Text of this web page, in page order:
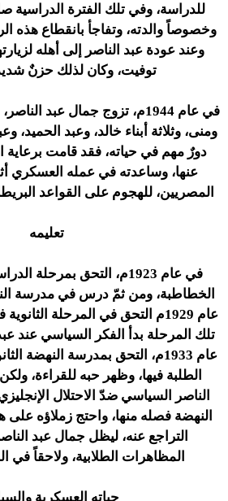
للدراسة، وفي تلك الفترة الدراسية
وعند عودة عبد الناصر إلى أهله
توفيت، وكان لذلك حزنٌ
في عام 1944م، تزوج جمال عبد
ومنى، وثلاثة أبناء خالد، وعبد الحميد،
دورٌ مهم في حياته، فقد قامت برعاية
عنها، وساعدته في عمله العسكري
المصريين، للهجوم على القواعد
تعليمه
في عام 1923م، التحق بمرحلة
الخطاطبة، ومن ثمّ درس في مدرسة
عام 1929م التحق في المرحلة
تلك المرحلة بدأ الفكر السياسي عند
عام 1933م، التحق بمدرسة النهضة
الطلبة فيها، وظهر حبه للقراءة،
الناصر السياسي ضدّ الاحتلال
النهضة فصله منها، واحتج زملاؤه على
التراجع عنه، ليظل جمال عبد
المظاهرات الطلابية، ولاحقاً في
حياته العسكرية